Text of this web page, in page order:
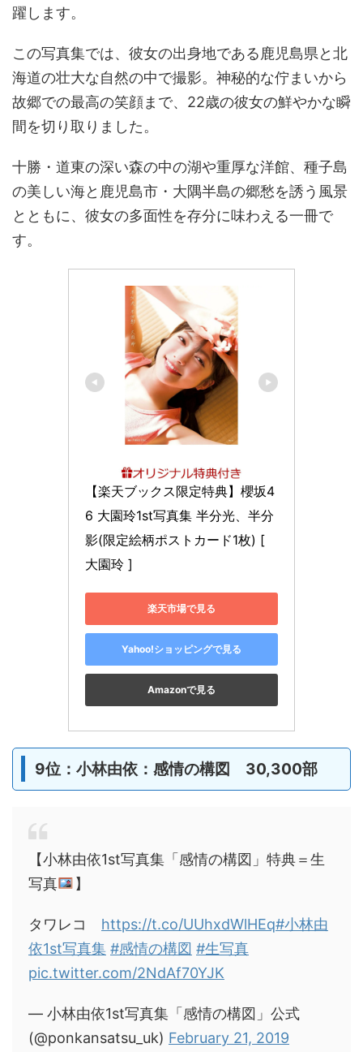
躍します。
この写真集では、彼女の出身地である鹿児島県と北
海道の壮大な自然の中で撮影。神秘的な佇まいから
故郷での最高の笑顔まで、22歳の彼女の鮮やかな瞬
間を切り取りました。
十勝・道東の深い森の中の湖や重厚な洋館、種子島
の美しい海と鹿児島市・大隅半島の郷愁を誘う風景
とともに、彼女の多面性を存分に味わえる一冊で
す。
【楽天ブックス限定特典】櫻坂4
6 大園玲1st写真集 半分光、半分
影(限定絵柄ポストカード1枚) [
大園玲 ]
楽天市場で見る
Yahoo!ショッピングで見る
Amazonで見る
9位：小林由依：感情の構図 30,300部
【小林由依1st写真集「感情の構図」特典＝生
写真
】
タワレコ https://t.co/UUhxdWlHEq#小林由
依1st写真集 #感情の構図 #生写真
pic.twitter.com/2NdAf70YJK
— 小林由依1st写真集「感情の構図」公式
(@ponkansatsu_uk) February 21, 2019